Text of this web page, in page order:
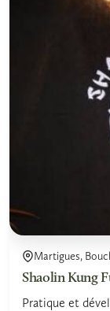
Martigues,
Shaolin Kung
Pratique et